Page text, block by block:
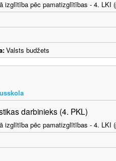
izglītība pēc pamatizglītības - 4. LKI
Valsts budžets
darbinieks (4. PKL)
izglītība pēc pamatizglītības - 4. LKI